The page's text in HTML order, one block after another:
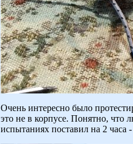
Очень интересно было
это не в корпусе. Понятно, что
испытаниях поставил на 2 часа